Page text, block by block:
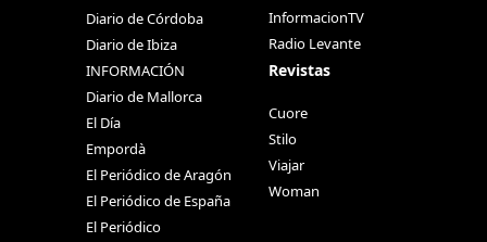
Diario de Córdoba
Diario de Ibiza
INFORMACIÓN
Diario de Mallorca
El Día
Empordà
El Periódico de Aragón
El Periódico de España
El Periódico
InformacionTV
Radio Levante
Revistas
Cuore
Stilo
Viajar
Woman